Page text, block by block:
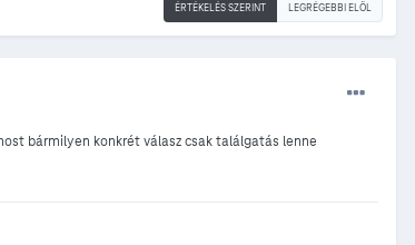
ÉRTÉKELÉS SZERINT LEGRÉGEBBI ELÖL
bármilyen konkrét válasz csak találgatás lenne